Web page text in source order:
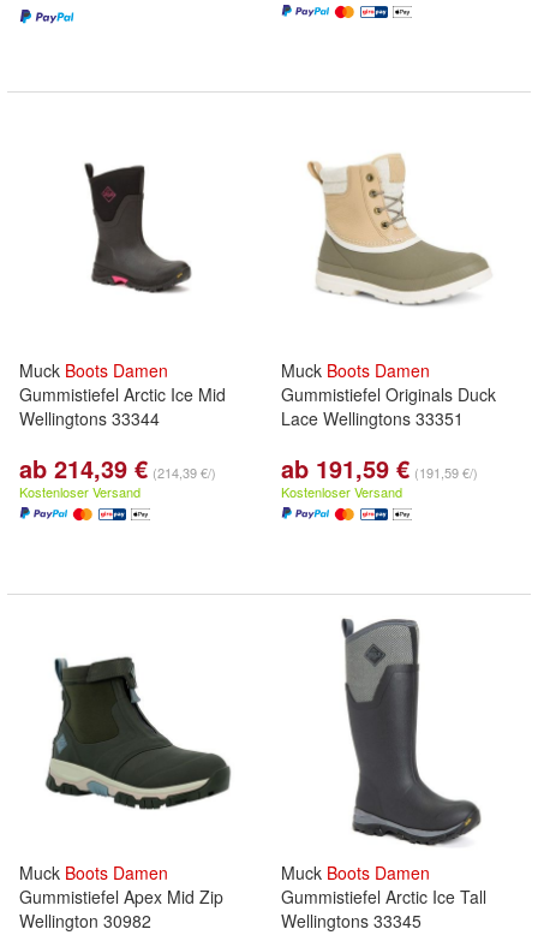
Muck Boots Damen
Gummistiefel Arctic Ice Mid
Wellingtons 33344
ab 214,39 € (214,39 €/)
Kostenloser Versand
Muck Boots Damen
Gummistiefel Originals Duck
Lace Wellingtons 33351
ab 191,59 € (191,59 €/)
Kostenloser Versand
Muck Boots Damen
Gummistiefel Apex Mid Zip
Wellington 30982
Muck Boots Damen
Gummistiefel Arctic Ice Tall
Wellingtons 33345